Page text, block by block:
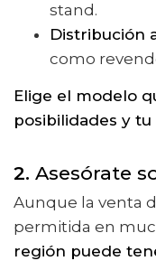
stand.
Distribución
como
Elige el modelo
posibilidades y
2. Asesórate
Aunque la venta
permitida en
región puede